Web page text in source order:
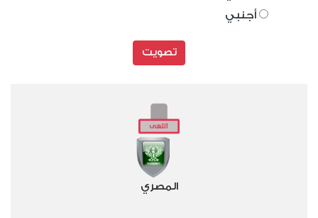
أجنبي
تصويت
المصري